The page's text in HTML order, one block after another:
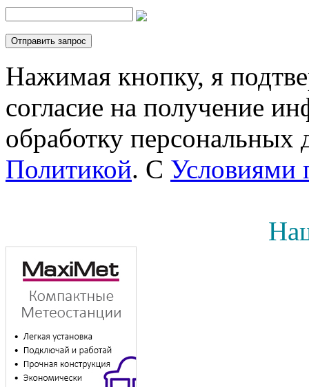
Нажимая кнопку, я
согласие на получение
обработку персональных
Политикой. С Условиями